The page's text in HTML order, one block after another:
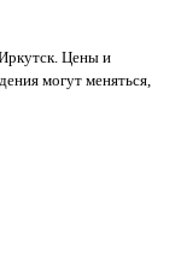
Цены и
могут меняться,